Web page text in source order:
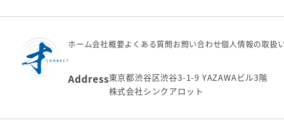
ホーム会社概要よくある質問お問い合わせ個人情報の取扱
Address東京都渋谷区渋谷3-1-9 YAZAWAビル3階
株式会社シンクアロット